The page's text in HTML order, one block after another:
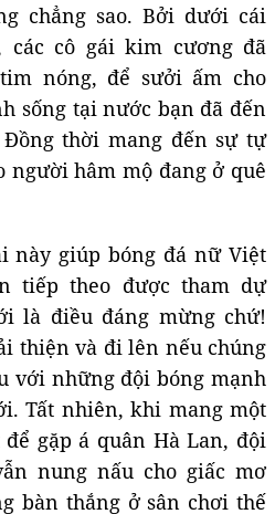
chẳng sao. Bởi dưới cái
các cô gái kim cương đã
nóng, để sưởi ấm cho
sống tại nước bạn đã đến
thời mang đến sự tự
người hâm mộ đang ở quê
này giúp bóng đá nữ Việt
tiếp theo được tham dự
là điều đáng mừng chứ!
thiện và đi lên nếu chúng
với những đội bóng mạnh
Tất nhiên, khi mang một
gặp á quân Hà Lan, đội
nung nấu cho giấc mơ
bàn thắng ở sân chơi thế